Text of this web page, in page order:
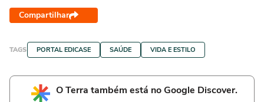
Compartilhar
TAGS PORTAL EDICASE SAÚDE VIDA E ESTILO
O Terra também está no Google Discover.